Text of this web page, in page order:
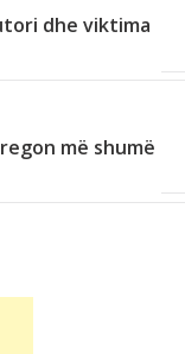
dhe viktima
më shumë